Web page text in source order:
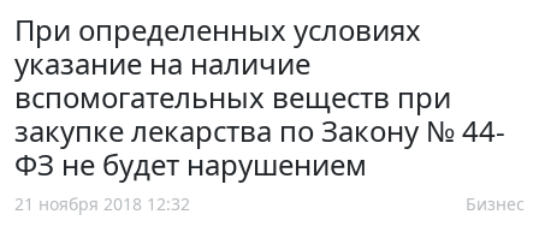
При определенных условиях
указание на наличие
вспомогательных веществ при
закупке лекарства по Закону № 44-
ФЗ не будет нарушением
21 ноября 2018 12:32 Бизнес